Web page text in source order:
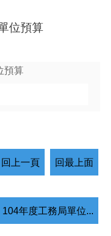
位預算
預算
回上一頁 回最上面
104年度工務局單位...